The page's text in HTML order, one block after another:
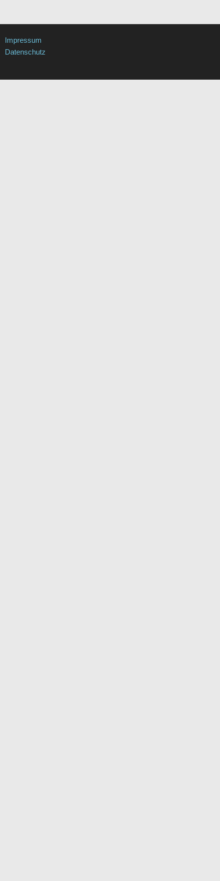
Impressum
Datenschutz